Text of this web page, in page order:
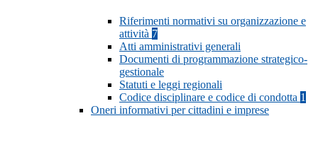
Riferimenti normativi su organizzazione e
attività 7
Atti amministrativi generali
Documenti di programmazione strategico-
gestionale
Statuti e leggi regionali
Codice disciplinare e codice di condotta 1
Oneri informativi per cittadini e imprese